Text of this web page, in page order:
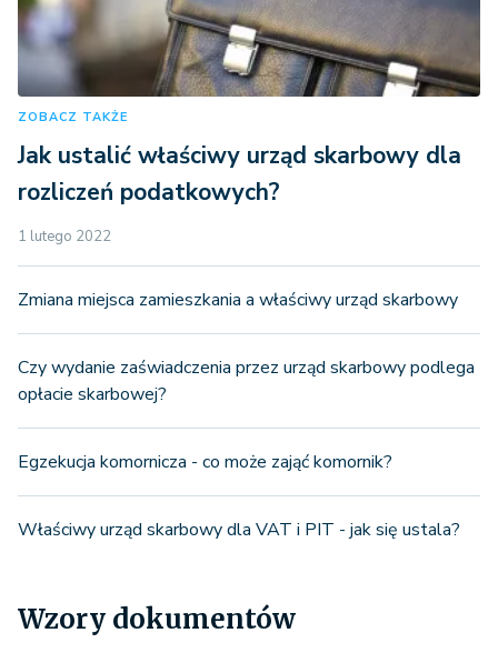
ZOBACZ TAKŻE
Jak ustalić właściwy urząd skarbowy dla
rozliczeń podatkowych?
1 lutego 2022
Zmiana miejsca zamieszkania a właściwy urząd skarbowy
Czy wydanie zaświadczenia przez urząd skarbowy podlega
opłacie skarbowej?
Egzekucja komornicza - co może zająć komornik?
Właściwy urząd skarbowy dla VAT i PIT - jak się ustala?
Wzory dokumentów